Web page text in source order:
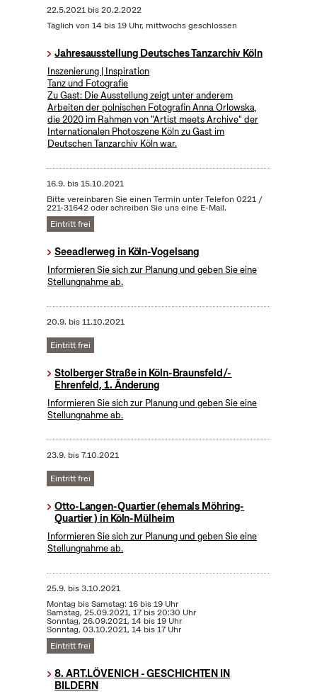
22.5.2021bis20.2.2022
Täglich von 14 bis 19 Uhr, mittwochs geschlossen
Jahresausstellung Deutsches Tanzarchiv Köln
Inszenierung | Inspiration
Tanz und Fotografie
Zu Gast: Die Ausstellung zeigt unter anderem
Arbeiten der polnischen Fotografin Anna Orlowska,
die 2020 im Rahmen von "Artist meets Archive" der
Internationalen Photoszene Köln zu Gast im
Deutschen Tanzarchiv Köln war.
16.9. bis15.10.2021
Bitte vereinbaren Sie einen Termin unter Telefon 0221 /
221-31642 oder schreiben Sie uns eine E-Mail.
Eintritt frei
Seeadlerweg in Köln-Vogelsang
Informieren Sie sich zur Planung und geben Sie eine
Stellungnahme ab.
20.9. bis11.10.2021
Eintritt frei
Stolberger Straße in Köln-Braunsfeld/-
Ehrenfeld, 1. Änderung
Informieren Sie sich zur Planung und geben Sie eine
Stellungnahme ab.
23.9. bis7.10.2021
Eintritt frei
Otto-Langen-Quartier (ehemals Möhring-
Quartier ) in Köln-Mülheim
Informieren Sie sich zur Planung und geben Sie eine
Stellungnahme ab.
25.9. bis3.10.2021
Montag bis Samstag: 16 bis 19 Uhr
Samstag, 25.09.2021, 17 bis 20:30 Uhr
Sonntag, 26.09.2021, 14 bis 19 Uhr
Sonntag, 03.10.2021, 14 bis 17 Uhr
Eintritt frei
8. ART.LÖVENICH - GESCHICHTEN IN
BILDERN